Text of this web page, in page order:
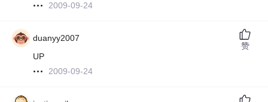
2009-09-24
duanyy2007
UP
2009-09-24
赞